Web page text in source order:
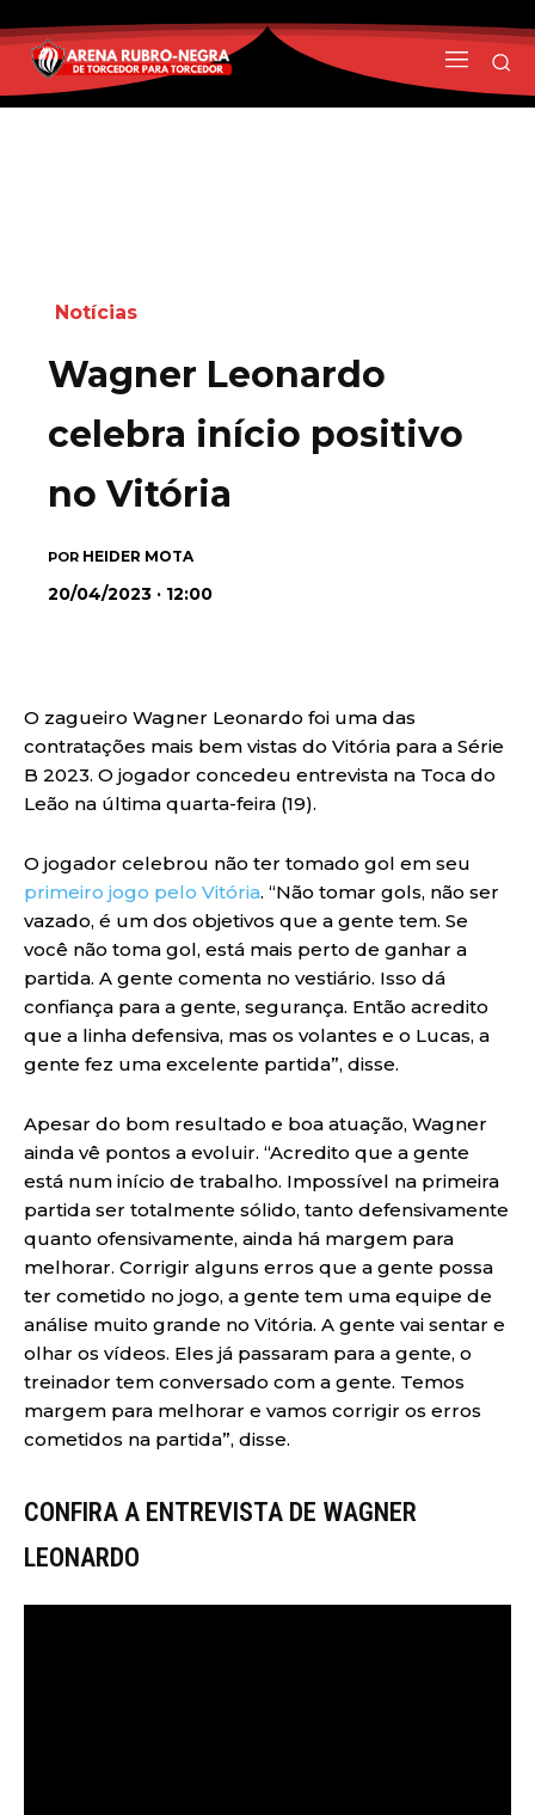
Notícias
Wagner Leonardo
celebra início positivo
no Vitória
POR HEIDER MOTA
20/04/2023 · 12:00
O zagueiro Wagner Leonardo foi uma das
contratações mais bem vistas do Vitória para a Série
B 2023. O jogador concedeu entrevista na Toca do
Leão na última quarta-feira (19).
O jogador celebrou não ter tomado gol em seu
primeiro jogo pelo Vitória. “Não tomar gols, não ser
vazado, é um dos objetivos que a gente tem. Se
você não toma gol, está mais perto de ganhar a
partida. A gente comenta no vestiário. Isso dá
confiança para a gente, segurança. Então acredito
que a linha defensiva, mas os volantes e o Lucas, a
gente fez uma excelente partida”, disse.
Apesar do bom resultado e boa atuação, Wagner
ainda vê pontos a evoluir. “Acredito que a gente
está num início de trabalho. Impossível na primeira
partida ser totalmente sólido, tanto defensivamente
quanto ofensivamente, ainda há margem para
melhorar. Corrigir alguns erros que a gente possa
ter cometido no jogo, a gente tem uma equipe de
análise muito grande no Vitória. A gente vai sentar e
olhar os vídeos. Eles já passaram para a gente, o
treinador tem conversado com a gente. Temos
margem para melhorar e vamos corrigir os erros
cometidos na partida”, disse.
CONFIRA A ENTREVISTA DE WAGNER
LEONARDO